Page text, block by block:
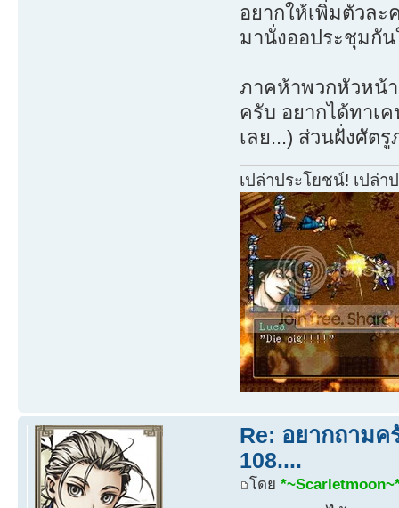
อยากให้เพิ่มตัวละ
มานั่งออประชุมกั
ภาคห้าพวกหัวหน้
ครับ อยากได้ทาเค
เลย...) ส่วนฝั่งศัต
เปล่าประโยชน์! เปล่า
Re: อยากถามค
108....
โดย